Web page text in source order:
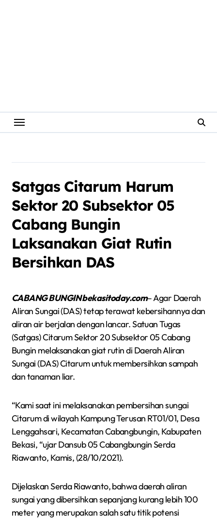
Satgas Citarum Harum
Sektor 20 Subsektor 05
Cabang Bungin
Laksanakan Giat Rutin
Bersihkan DAS
CABANG BUNGIN bekasitoday.com– Agar Daerah
Aliran Sungai (DAS) tetap terawat kebersihannya dan
aliran air berjalan dengan lancar. Satuan Tugas
(Satgas) Citarum Sektor 20 Subsektor 05 Cabang
Bungin melaksanakan giat rutin di Daerah Aliran
Sungai (DAS) Citarum untuk membersihkan sampah
dan tanaman liar.
“Kami saat ini melaksanakan pembersihan sungai
Citarum di wilayah Kampung Terusan RT01/01, Desa
Lenggahsari, Kecamatan Cabangbungin, Kabupaten
Bekasi, “ujar Dansub 05 Cabangbungin Serda
Riawanto, Kamis, (28/10/2021).
Dijelaskan Serda Riawanto, bahwa daerah aliran
sungai yang dibersihkan sepanjang kurang lebih 100
meter yang merupakan salah satu titik potensi